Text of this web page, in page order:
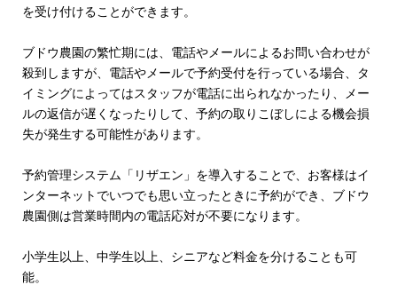
を受け付けることができます。
ブドウ農園の繁忙期には、電話やメールによるお問い合わせが
殺到しますが、電話やメールで予約受付を行っている場合、タ
イミングによってはスタッフが電話に出られなかったり、メー
ルの返信が遅くなったりして、予約の取りこぼしによる機会損
失が発生する可能性があります。
予約管理システム「リザエン」を導入することで、お客様はイ
ンターネットでいつでも思い立ったときに予約ができ、ブドウ
農園側は営業時間内の電話応対が不要になります。
小学生以上、中学生以上、シニアなど料金を分けることも可
能。